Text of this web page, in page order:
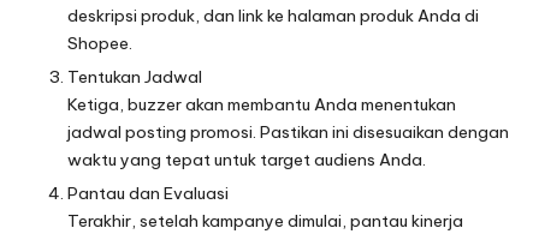
deskripsi produk, dan link ke halaman produk Anda di
Shopee.
Tentukan Jadwal
Ketiga, buzzer akan membantu Anda menentukan
jadwal posting promosi. Pastikan ini disesuaikan dengan
waktu yang tepat untuk target audiens Anda.
Pantau dan Evaluasi
Terakhir, setelah kampanye dimulai, pantau kinerja